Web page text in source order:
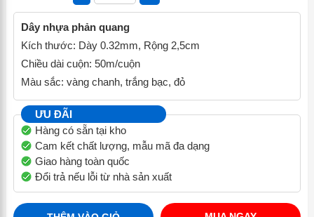
Dây nhựa phản quang
Kích thước: Dày 0.32mm, Rộng 2,5cm
Chiều dài cuộn: 50m/cuộn
Màu sắc: vàng chanh, trắng bạc, đỏ
ƯU ĐÃI
Hàng có sẵn tại kho
Cam kết chất lượng, mẫu mã đa dạng
Giao hàng toàn quốc
Đổi trả nếu lỗi từ nhà sản xuất